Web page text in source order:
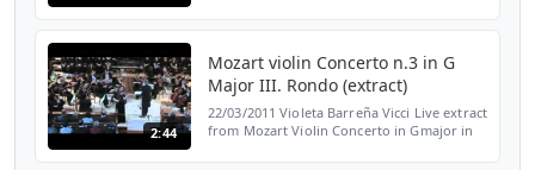
2:44
Mozart violin Concerto n.3 in G
Major III. Rondo (extract)
22/03/2011 Violeta Barreña Vicci Live extract
from Mozart Violin Concerto in Gmajor in